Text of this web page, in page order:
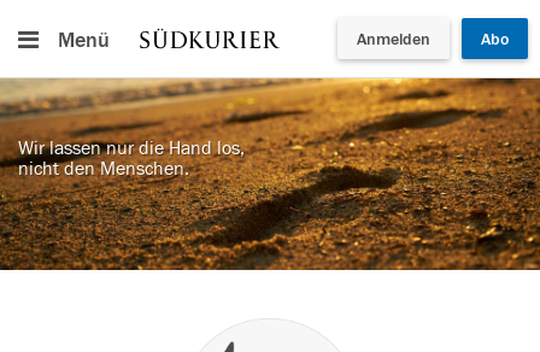
Menü Anmelden Abo
Wir lassen nur die Hand los,
nicht den Menschen.